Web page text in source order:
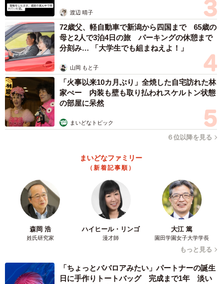
渡辺 晴子
72歳父、軽自動車で新潟から四国まで 65歳の
母と2人で3泊4日の旅 パーキングの休憩まで
分刻み… 「大学生でも組まねえよ！」
山岡 もと子
「火事以来10カ月ぶり」全焼した自宅訪れた林
家ぺー 内装も壁も取り払われスケルトン状態
の部屋に呆然
まいどなトピック
６位以降を見る
まいどなファミリー
（新着記事順）
森岡 浩
姓氏研究家
ハイヒール・リンゴ
漫才師
大江 篤
園田学園女子大学学長
もっと見る
「ちょっとババロアみたい」パートナーの誕生
日に手作りトートバッグ 完成まで1年 淡い